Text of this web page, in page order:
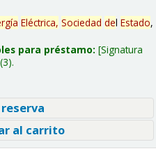
Eléctrica, Sociedad del Estado,
para préstamo: Signatura
(3).
al carrito